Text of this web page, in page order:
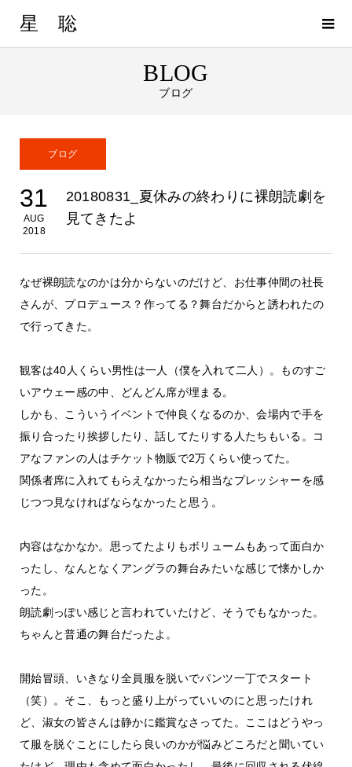
星 聡
BLOG
ブログ
ブログ
31
AUG
2018
20180831_夏休みの終わりに裸朗読劇を
見てきたよ
なぜ裸朗読なのかは分からないのだけど、お仕事仲間の社長
さんが、プロデュース？作ってる？舞台だからと誘われたの
で行ってきた。
観客は40人くらい男性は一人（僕を入れて二人）。ものすご
いアウェー感の中、どんどん席が埋まる。
しかも、こういうイベントで仲良くなるのか、会場内で手を
振り合ったり挨拶したり、話してたりする人たちもいる。コ
アなファンの人はチケット物販で2万くらい使ってた。
関係者席に入れてもらえなかったら相当なプレッシャーを感
じつつ見なければならなかったと思う。
内容はなかなか。思ってたよりもボリュームもあって面白か
ったし、なんとなくアングラの舞台みたいな感じで懐かしか
った。
朗読劇っぽい感じと言われていたけど、そうでもなかった。
ちゃんと普通の舞台だったよ。
開始冒頭、いきなり全員服を脱いでパンツ一丁でスタート
（笑）。そこ、もっと盛り上がっていいのにと思ったけれ
ど、淑女の皆さんは静かに鑑賞なさってた。ここはどうやっ
て服を脱ぐことにしたら良いのかが悩みどころだと聞いてい